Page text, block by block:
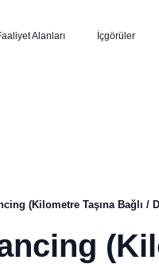
Alanları İçgörüler
(Kilometre Taşına Bağlı /